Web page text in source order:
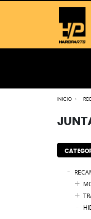
Ver todos los
INICIO